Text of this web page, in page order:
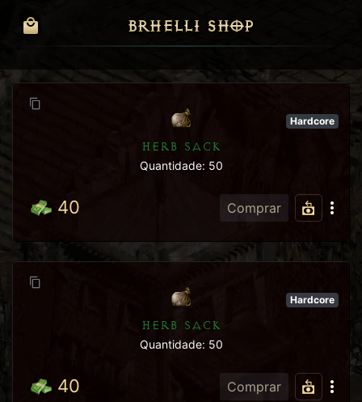
BRHELL1 SHOP
Hardcore
HERB SACK
Quantidade: 50
40 Comprar
Hardcore
HERB SACK
Quantidade: 50
40 Comprar